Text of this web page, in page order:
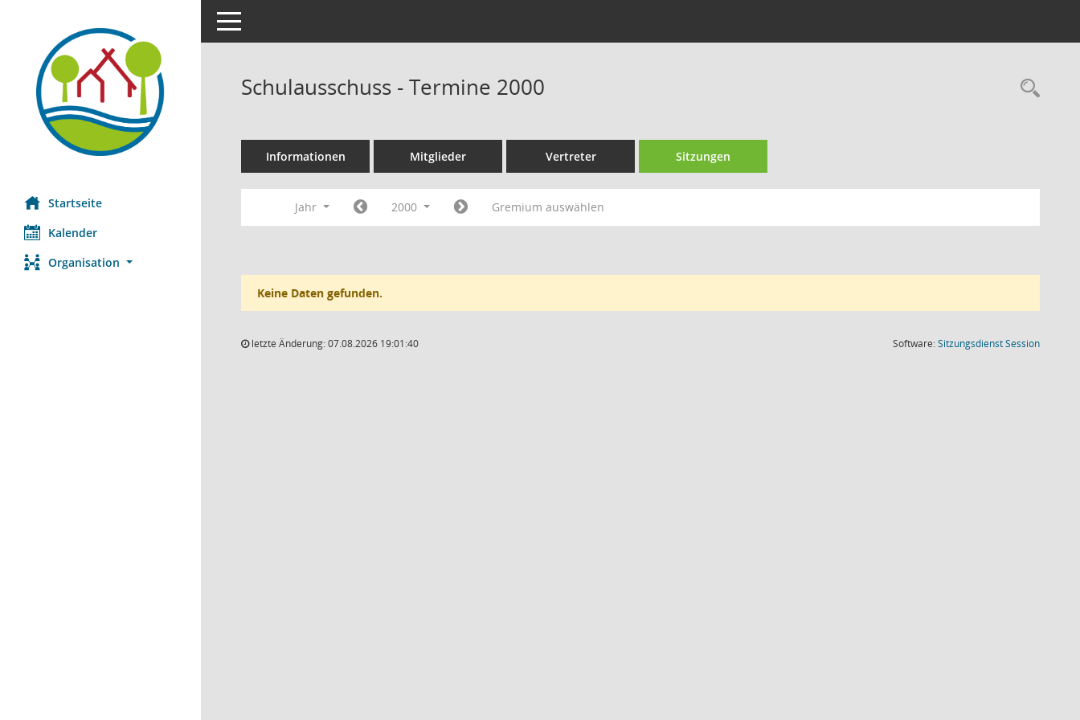
Startseite
Kalender
Organisation
Toggle navigation
Schulausschuss - Termine 2000
Informationen Mitglieder Vertreter Sitzungen
Jahr 2000 Gremium auswählen
Keine Daten gefunden.
letzte Änderung: 07.08.2026 19:01:40 Software:SitzungsdienstSession(Wird in